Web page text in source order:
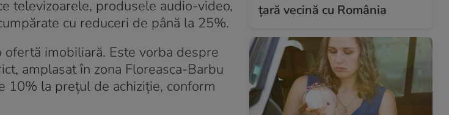
televizoarele, produsele audio-video,
cu reduceri de până la 25%.
imobiliară. Este vorba despre
amplasat în zona Floreasca-Barbu
10% la prețul de achiziție, conform
țară vecină cu România